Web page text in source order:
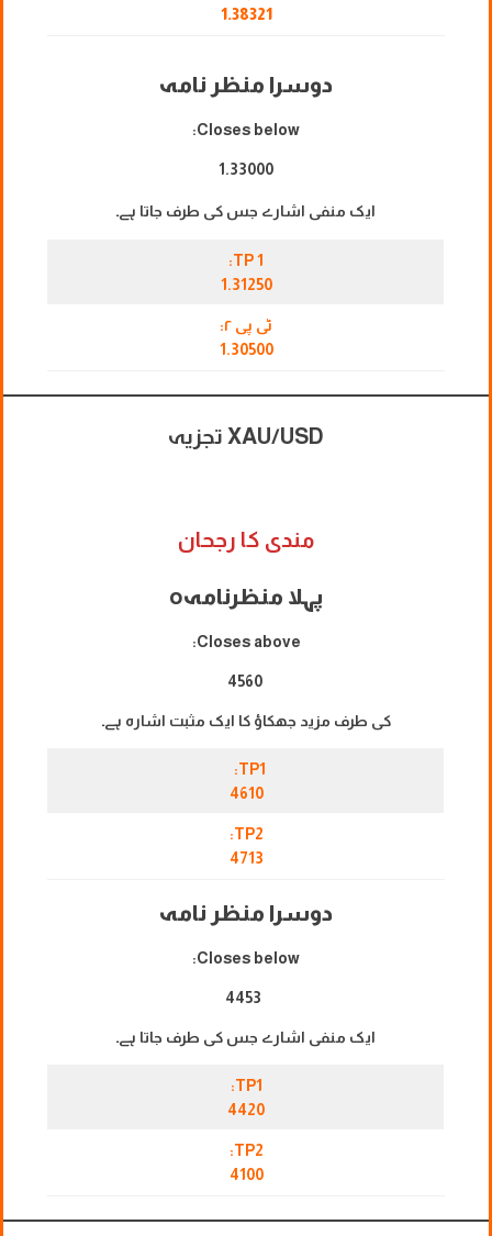
1.38321
دوسرا منظر نامہ
Closes below:
1.33000
ایک منفی اشارے جس کی طرف جاتا ہے۔
TP 1:
1.31250
ٹی پی ۲:
1.30500
XAU/USD تجزیہ
مندی کا رجحان
پہلا منظرنامہo
Closes above:
4560
کی طرف مزید جھکاؤ کا ایک مثبت اشارہ ہے۔
TP1:
4610
TP2:
4713
دوسرا منظر نامہ
Closes below:
4453
ایک منفی اشارے جس کی طرف جاتا ہے۔
TP1:
4420
TP2:
4100